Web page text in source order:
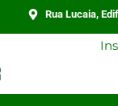
Rua Lucaia,